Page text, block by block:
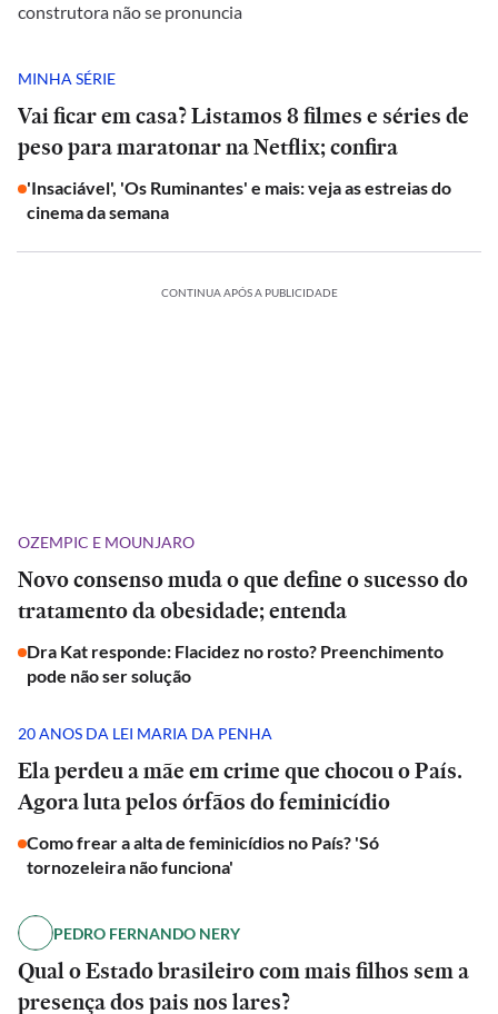
construtora não se pronuncia
MINHA SÉRIE
Vai ficar em casa? Listamos 8 filmes e séries de
peso para maratonar na Netflix; confira
'Insaciável', 'Os Ruminantes' e mais: veja as estreias do
cinema da semana
CONTINUA APÓS A PUBLICIDADE
OZEMPIC E MOUNJARO
Novo consenso muda o que define o sucesso do
tratamento da obesidade; entenda
Dra Kat responde: Flacidez no rosto? Preenchimento
pode não ser solução
20 ANOS DA LEI MARIA DA PENHA
Ela perdeu a mãe em crime que chocou o País.
Agora luta pelos órfãos do feminicídio
Como frear a alta de feminicídios no País? 'Só
tornozeleira não funciona'
PEDRO FERNANDO NERY
Qual o Estado brasileiro com mais filhos sem a
presença dos pais nos lares?